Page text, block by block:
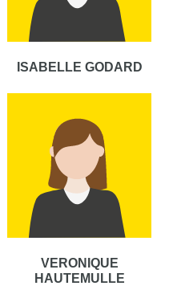
ISABELLE GODARD
VERONIQUE
HAUTEMULLE